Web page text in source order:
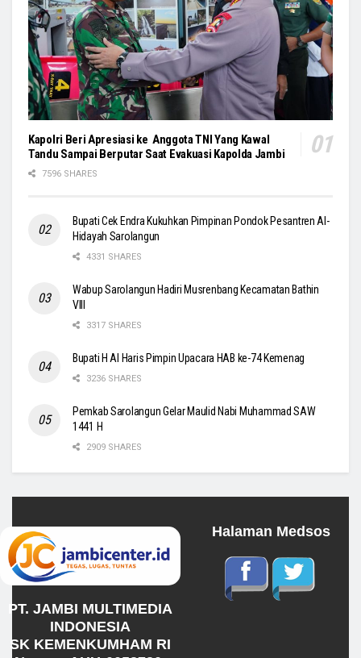
Kapolri Beri Apresiasi ke Anggota TNI Yang Kawal
Tandu Sampai Berputar Saat Evakuasi Kapolda Jambi
7596 SHARES
Bupati Cek Endra Kukuhkan Pimpinan Pondok Pesantren Al-
Hidayah Sarolangun
4331 SHARES
Wabup Sarolangun Hadiri Musrenbang Kecamatan Bathin
VIII
3317 SHARES
Bupati H Al Haris Pimpin Upacara HAB ke-74 Kemenag
3236 SHARES
Pemkab Sarolangun Gelar Maulid Nabi Muhammad SAW
1441 H
2909 SHARES
PT. JAMBI MULTIMEDIA
INDONESIA
SK KEMENKUMHAM RI
Halaman Medsos